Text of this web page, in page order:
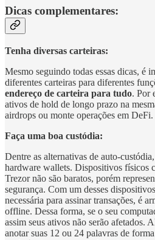
Dicas complementares:
Tenha diversas carteiras:
Mesmo seguindo todas essas dicas, é
diferentes carteiras para diferentes
endereço de carteira para tudo. Por
ativos de hold de longo prazo na
airdrops ou monte operações em DeFi.
Faça uma boa custódia:
Dentre as alternativas de auto-
hardware wallets. Dispositivos físicos
Trezor não são baratos, porém
segurança. Com um desses
necessária para assinar transações, é
offline. Dessa forma, se o seu
assim seus ativos não serão afetados.
anotar suas 12 ou 24 palavras de